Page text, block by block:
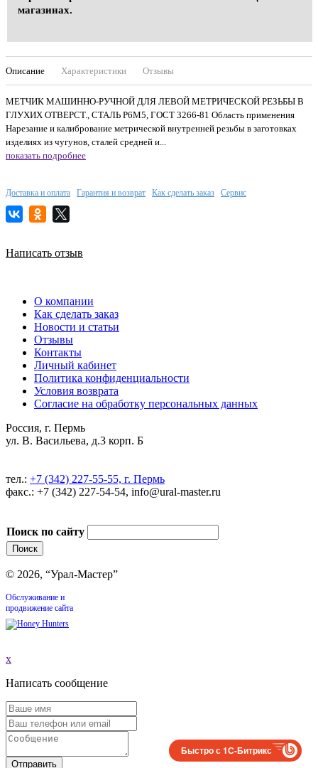
магазинах.
Описание Характеристики Отзывы
МЕТЧИК МАШИННО-РУЧНОЙ ДЛЯ ЛЕВОЙ МЕТРИЧЕСКОЙ РЕЗЬБЫ В
ГЛУХИХ ОТВЕРСТ., СТАЛЬ Р6М5, ГОСТ 3266-81 Область применения
Нарезание и калибрование метрической внутренней резьбы в заготовках
изделиях из чугунов, сталей средней и...
показать подробнее
Доставка и оплата Гарантия и возврат Как сделать заказ Сервис
Написать отзыв
О компании
Как сделать заказ
Новости и статьи
Отзывы
Контакты
Личный кабинет
Политика конфиденциальности
Условия возврата
Согласие на обработку персональных данных
Россия, г. Пермь
ул. В. Васильева, д.3 корп. Б
тел.: +7 (342) 227-55-55, г. Пермь
факс.: +7 (342) 227-54-54, info@ural-master.ru
Поиск по сайту
© 2026, “Урал-Мастер”
Обслуживание и
продвижение сайта
x
Написать сообщение
Отправить
Быстро с 1С-Битрикс